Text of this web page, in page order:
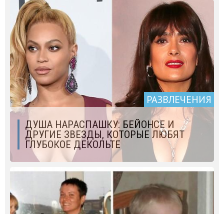
РАЗВЛЕЧЕНИЯ
ДУША НАРАСПАШКУ: БЕЙОНСЕ И
ДРУГИЕ ЗВЕЗДЫ, КОТОРЫЕ ЛЮБЯТ
ГЛУБОКОЕ ДЕКОЛЬТЕ